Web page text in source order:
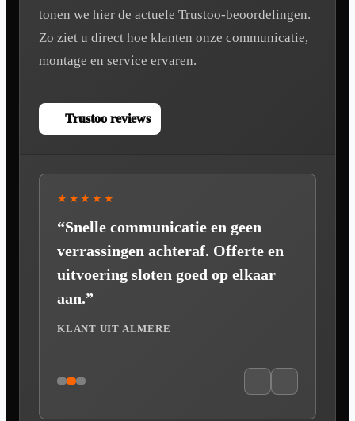
tonen we hier de actuele Trustoo-beoordelingen.
Zo ziet u direct hoe klanten onze communicatie,
montage en service ervaren.
Trustoo reviews
★★★★★
“Snelle communicatie en geen
verrassingen achteraf. Offerte en
uitvoering sloten goed op elkaar
aan.”
KLANT UIT ALMERE